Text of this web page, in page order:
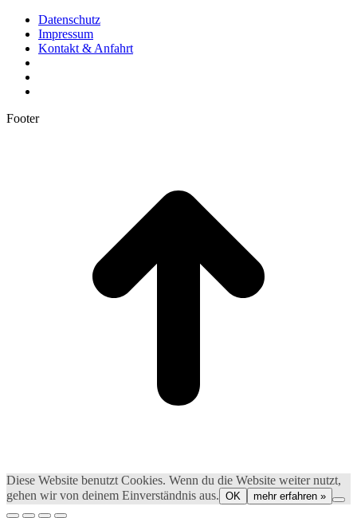
Datenschutz
Impressum
Kontakt & Anfahrt
Footer
Diese Website benutzt Cookies. Wenn du die Website weiter nutzt,
gehen wir von deinem Einverständnis aus. OK mehr erfahren »